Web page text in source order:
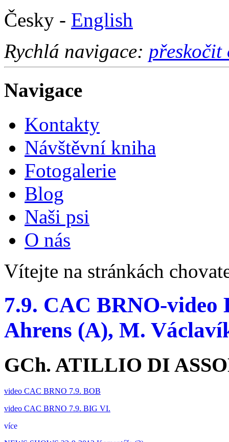
Česky - English
Rychlá navigace: přeskočit
Navigace
Kontakty
Návštěvní kniha
Fotogalerie
Blog
Naši psi
O nás
Vítejte na stránkách
7.9. CAC BRNO-
Ahrens (A), M.
GCh. ATILLIO DI
video CAC BRNO 7.9. BOB
video CAC BRNO 7.9. BIG VI.
více